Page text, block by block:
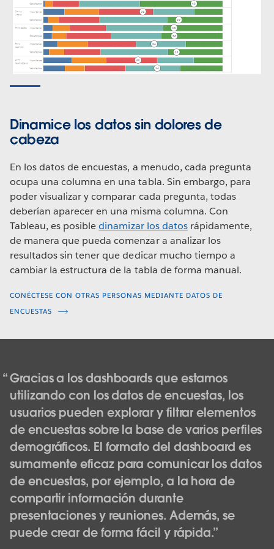
Dinamice los datos sin dolores de
cabeza
En los datos de encuestas, a menudo, cada pregunta
ocupa una columna en una tabla. Sin embargo, para
poder visualizar y comparar cada pregunta, todas
deberían aparecer en una misma columna. Con
Tableau, es posibledinamizar los datosrápidamente,
de manera que pueda comenzar a analizar los
resultados sin tener que dedicar mucho tiempo a
cambiar la estructura de la tabla de forma manual.
CONÉCTESE CON OTRAS PERSONAS MEDIANTE DATOS DE
ENCUESTAS
Gracias a los dashboards que estamos
utilizando con los datos de encuestas, los
usuarios pueden explorar y filtrar elementos
de encuestas sobre la base de varios perfiles
demográficos. El formato del dashboard es
sumamente eficaz para comunicar los datos
de encuestas, por ejemplo, a la hora de
compartir información durante
presentaciones y reuniones. Además, se
puede crear de forma fácil y rápida.